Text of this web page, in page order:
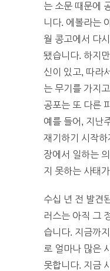
는 소문 때문에
니다. 에볼라는
월 콩고에서 다
됐습니다. 하지
신이 있고, 따라
는 무기를 가지
공포는 또 다른
예를 들어, 지난
재기하기 시작
장에서 일하는
지 못하는 사태
수십 년 전 발견
러스는 아직 그
습니다. 지금까
로 얼마나 많은
못합니다. 지금